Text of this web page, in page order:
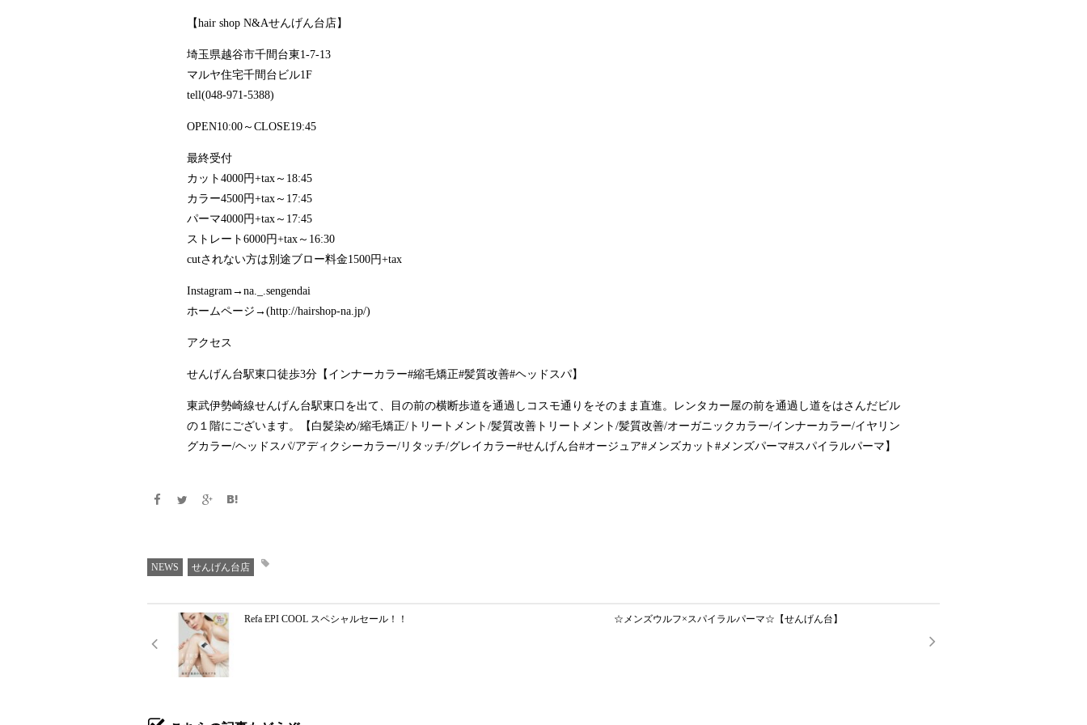
【hair shop N&Aせんげん台店】
埼玉県越谷市千間台東1-7-13
マルヤ住宅千間台ビル1F
tell(048-971-5388)
OPEN10:00～CLOSE19:45
最終受付
カット4000円+tax～18:45
カラー4500円+tax～17:45
パーマ4000円+tax～17:45
ストレート6000円+tax～16:30
cutされない方は別途ブロー料金1500円+tax
Instagram→na._.sengendai
ホームページ→(http://hairshop-na.jp/)
アクセス
せんげん台駅東口徒歩3分【インナーカラー#縮毛矯正#髪質改善#ヘッドスパ】
東武伊勢崎線せんげん台駅東口を出て、目の前の横断歩道を通過しコスモ通りをそのまま直進。レンタカー屋の前を通過し道をはさんだビル
の１階にございます。【白髪染め/縮毛矯正/トリートメント/髪質改善トリートメント/髪質改善/オーガニックカラー/インナーカラー/イヤリン
グカラー/ヘッドスパ/アディクシーカラー/リタッチ/グレイカラー#せんげん台#オージュア#メンズカット#メンズパーマ#スパイラルパーマ】
NEWS せんげん台店
Refa EPI COOL スペシャルセール！！ ☆メンズウルフ×スパイラルパーマ☆【せんげん台】